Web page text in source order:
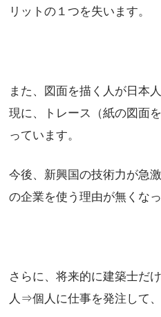
リットの１つを失います。
また、図面を描く人が日本
現に、トレース（紙の図面
っています。
今後、新興国の技術力が急
の企業を使う理由が無くな
さらに、将来的に建築士だ
人⇒個人に仕事を発注して